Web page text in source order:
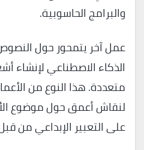
والبرامج الحاسوبية.
عمل آخر يتمحور حول
الذكاء الاصطناعي لإنشاء
متعددة. هذا النوع من
لنقاش أعمق حول موضوع
على التعبير الإبداعي من